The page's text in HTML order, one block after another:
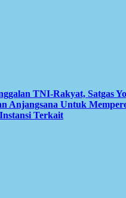
TNI-Rakyat, Satgas
Anjangsana Untuk
Terkait